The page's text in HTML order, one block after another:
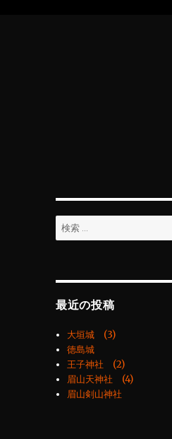
検
索:
最近の投稿
大垣城 (3)
徳島城
王子神社 (2)
眉山天神社 (4)
眉山剣山神社